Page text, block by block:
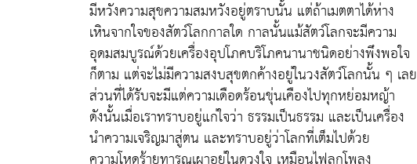
มีหวังความสุขความสมหวังอยู่ตราบนั้น แต่ถ้าเมตตาได้ห่าง
เหินจากใจของสัตว์โลกกาลใด กาลนั้นแม้สัตว์โลกจะมีความ
อุดมสมบูรณ์ด้วยเครื่องอุปโภคบริโภคนานาชนิดอย่างพึงพอใจ
ก็ตาม แต่จะไม่มีความสงบสุขตกค้างอยู่ในวงสัตว์โลกนั้น ๆ เลย
ส่วนที่ได้รับจะมีแต่ความเดือดร้อนขุ่นเคืองไปทุกหย่อมหญ้า
ดังนั้นเมื่อเราทราบอยู่แก่ใจว่า ธรรมเป็นธรรม และเป็นเครื่อง
นำความเจริญมาสู่ตน และทราบอยู่ว่าโลกที่เต็มไปด้วย